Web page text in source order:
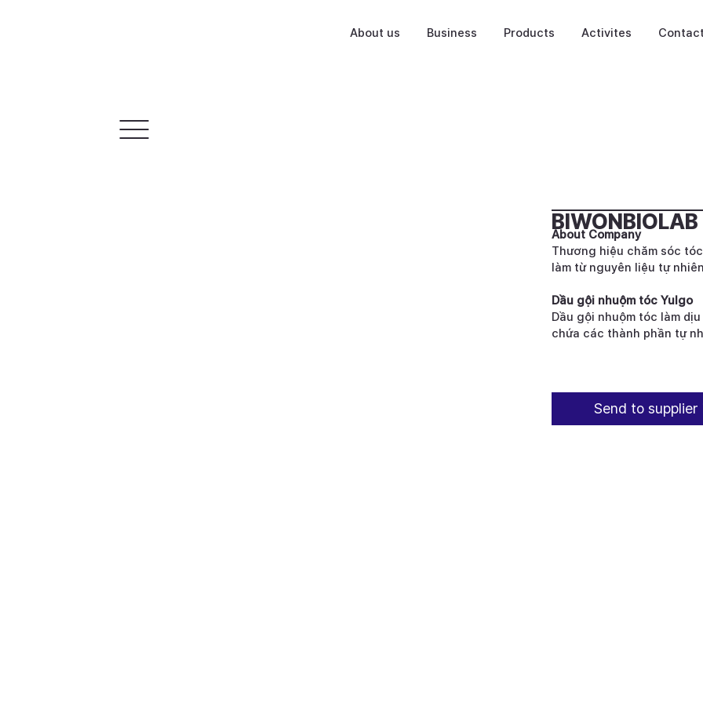
About us Business Products Activites Contact
BIWONBIOLAB
About Company
Thương hiệu chăm sóc
làm từ nguyên liệu tự
Dầu gội nhuộm tóc Yulgo
Dầu gội nhuộm tóc làm
chứa các thành phần tự
Send to supplier